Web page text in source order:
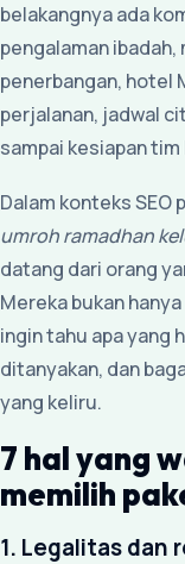
belakangnya ada
pengalaman
penerbangan, hotel
perjalanan, jadwal
sampai kesiapan tim
Dalam konteks
umroh ramadhan
datang dari orang
Mereka bukan
ingin tahu apa yang
ditanyakan, dan
yang keliru.
7 hal yang
memilih
1. Legalitas dan